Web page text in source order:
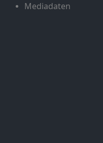
Mediadaten